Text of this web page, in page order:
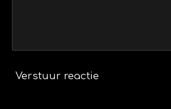
Verstuur reactie